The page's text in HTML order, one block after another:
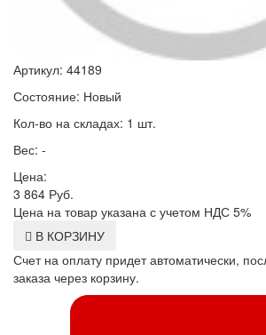
Артикул: 44189
Состояние: Новый
Кол-во на складах: 1 шт.
Вес: -
Цена:
3 864 Руб.
Цена на товар указана с учетом НДС 5%
В КОРЗИНУ
Счет на оплату придет автоматически,
заказа через корзину.